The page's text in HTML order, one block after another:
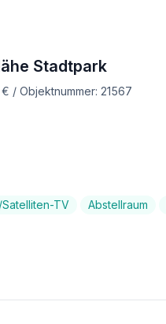
Stadtpark
/ Objektnummer: 21567
TV Abstellraum